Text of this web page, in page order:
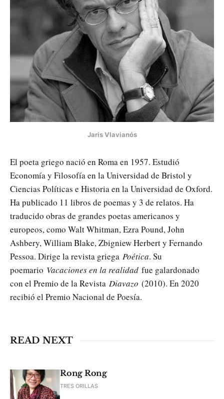
Jaris Vlavianós
El poeta griego nació en Roma en 1957. Estudió
Economía y Filosofía en la Universidad de Bristol y
Ciencias Políticas e Historia en la Universidad de Oxford.
Ha publicado 11 libros de poemas y 3 de relatos. Ha
traducido obras de grandes poetas americanos y
europeos, como Walt Whitman, Εzra Pound, John
Ashbery, William Blake, Zbigniew Herbert y Fernando
Pessoa. Dirige la revista griega Poética. Su
poemario Vacaciones en la realidad fue galardonado
con el Premio de la Revista Diavazο (2010). En 2020
recibió el Premio Nacional de Poesía.
READ NEXT
Rong Rong
TRES ORILLAS